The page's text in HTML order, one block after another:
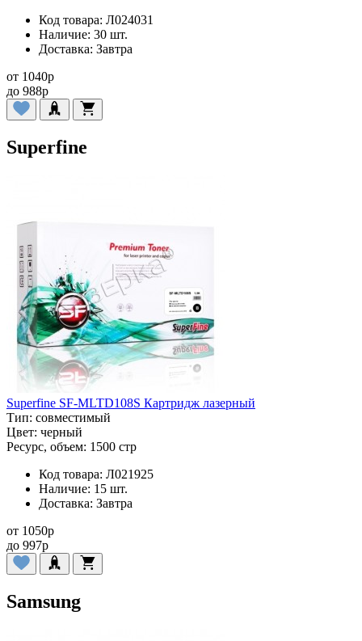
Код товара: Л024031
Наличие: 30 шт.
Доставка: Завтра
от 1040p
до 988p
Superfine
Superfine SF-MLTD108S Картридж лазерный
Тип: совместимый
Цвет: черный
Ресурс, объем: 1500 стр
Код товара: Л021925
Наличие: 15 шт.
Доставка: Завтра
от 1050p
до 997p
Samsung